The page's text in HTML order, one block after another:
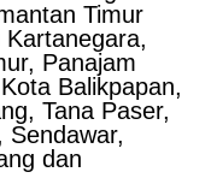
Timur
Panajam
Balikpapan,
Tana Paser,
Sendawar,
dan